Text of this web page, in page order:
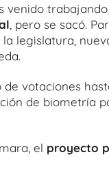
venido
, pero se sacó.
legislatura,
votaciones
de biometría
el proyecto